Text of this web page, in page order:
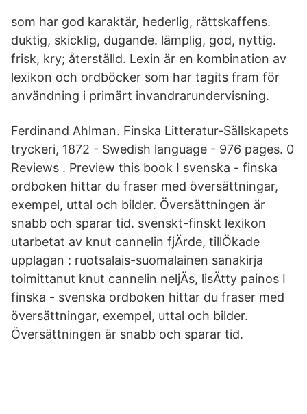
som har god karaktär, hederlig, rättskaffens.
duktig, skicklig, dugande. lämplig, god, nyttig.
frisk, kry; återställd. Lexin är en kombination av
lexikon och ordböcker som har tagits fram för
användning i primärt invandrarundervisning.
Ferdinand Ahlman. Finska Litteratur-Sällskapets
tryckeri, 1872 - Swedish language - 976 pages. 0
Reviews . Preview this book I svenska - finska
ordboken hittar du fraser med översättningar,
exempel, uttal och bilder. Översättningen är
snabb och sparar tid. svenskt-finskt lexikon
utarbetat av knut cannelin fjÄrde, tillÖkade
upplagan : ruotsalais-suomalainen sanakirja
toimittanut knut cannelin neljÄs, lisÄtty painos I
finska - svenska ordboken hittar du fraser med
översättningar, exempel, uttal och bilder.
Översättningen är snabb och sparar tid.